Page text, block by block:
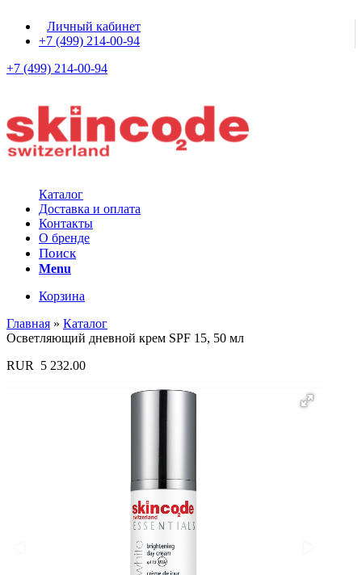
Личный кабинет
+7 (499) 214-00-94
+7 (499) 214-00-94
Каталог
Доставка и оплата
Контакты
О бренде
Поиск
Menu
Корзина
Главная » Каталог
Осветляющий дневной крем SPF 15, 50 мл
RUR
5 232.00